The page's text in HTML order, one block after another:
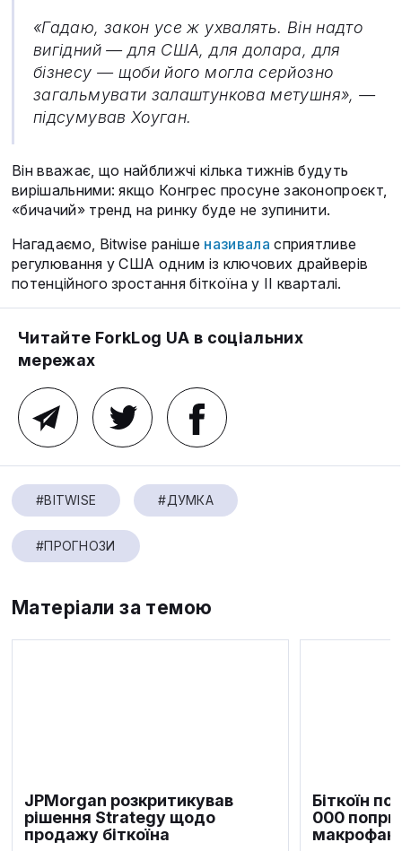
«Гадаю, закон усе ж ухвалять. Він надто
вигідний — для США, для долара, для
бізнесу — щоби його могла серйозно
загальмувати залаштункова метушня», —
підсумував Хоуган.
Він вважає, що найближчі кілька тижнів будуть
вирішальними: якщо Конгрес просуне законопроєкт,
«бичачий» тренд на ринку буде не зупинити.
Нагадаємо, Bitwise раніше називала сприятливе
регулювання у США одним із ключових драйверів
потенційного зростання біткоїна у II кварталі.
Читайте ForkLog UA в соціальних
мережах
#BITWISE #ДУМКА
#ПРОГНОЗИ
Матеріали за темою
JPMorgan розкритикував
рішення Strategy щодо
продажу біткоїна
Біткоїн
000 попри